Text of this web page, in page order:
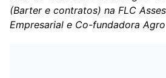
(Barter e contratos) na FLC
Empresarial e Co-fundadora